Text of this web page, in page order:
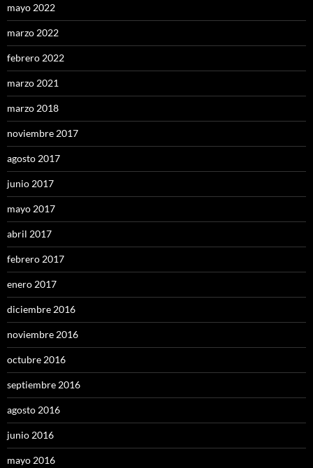
mayo 2022
marzo 2022
febrero 2022
marzo 2021
marzo 2018
noviembre 2017
agosto 2017
junio 2017
mayo 2017
abril 2017
febrero 2017
enero 2017
diciembre 2016
noviembre 2016
octubre 2016
septiembre 2016
agosto 2016
junio 2016
mayo 2016